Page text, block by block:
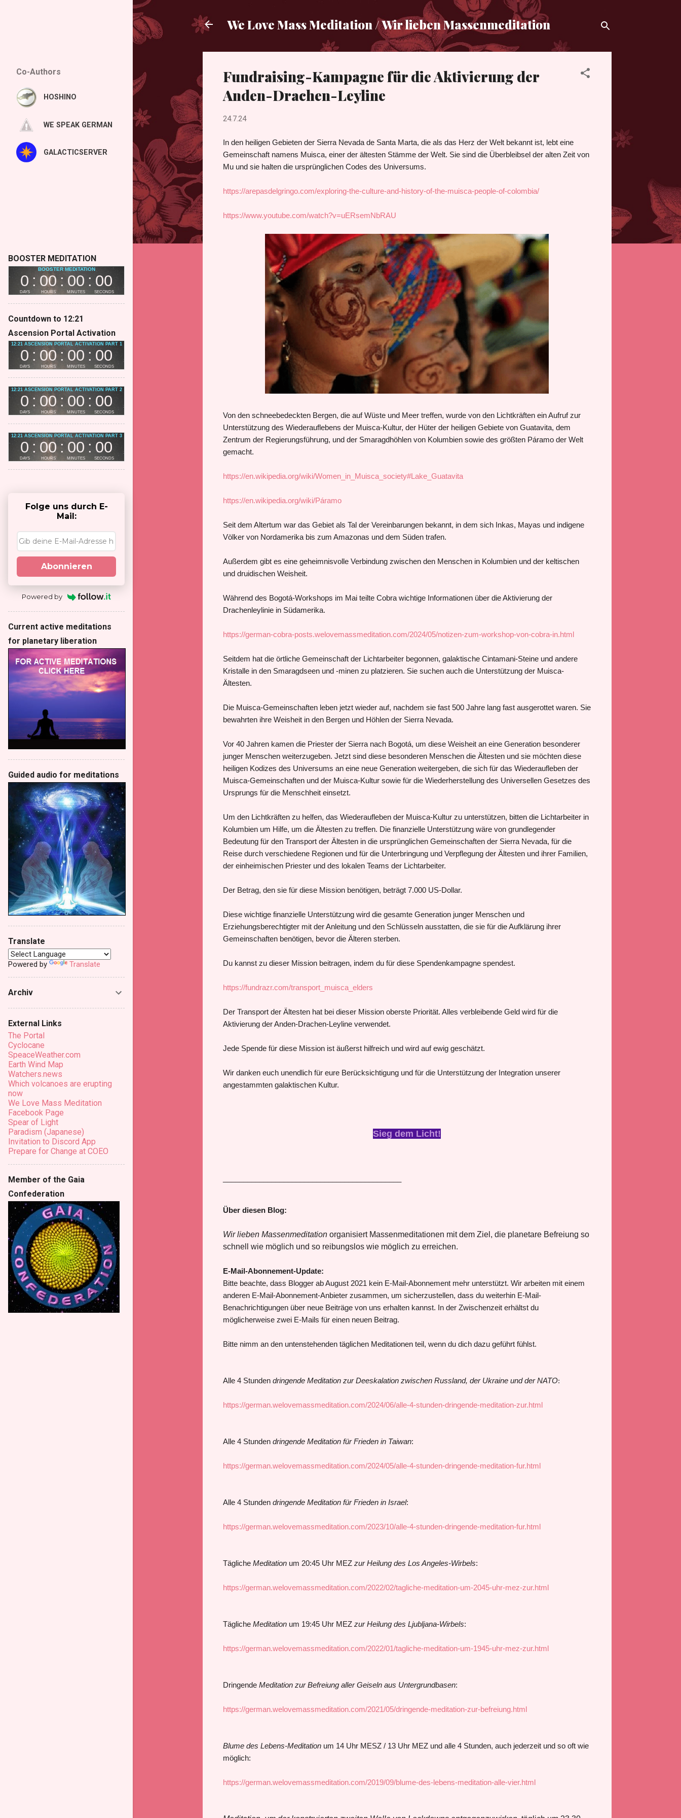
We Love Mass Meditation / Wir lieben Massenmeditation
Fundraising-Kampagne für die Aktivierung der
Anden-Drachen-Leyline
24.7.24
In den heiligen Gebieten der Sierra Nevada de Santa Marta, die als das Herz der Welt bekannt ist, lebt eine
Gemeinschaft namens Muisca, einer der ältesten Stämme der Welt. Sie sind die Überbleibsel der alten Zeit von
Mu und sie halten die ursprünglichen Codes des Universums.
https://arepasdelgringo.com/exploring-the-culture-and-history-of-the-muisca-people-of-colombia/
https://www.youtube.com/watch?v=uERsemNbRAU
Von den schneebedeckten Bergen, die auf Wüste und Meer treffen, wurde von den Lichtkräften ein Aufruf zur
Unterstützung des Wiederauflebens der Muisca-Kultur, der Hüter der heiligen Gebiete von Guatavita, dem
Zentrum der Regierungsführung, und der Smaragdhöhlen von Kolumbien sowie des größten Páramo der Welt
gemacht.
https://en.wikipedia.org/wiki/Women_in_Muisca_society#Lake_Guatavita
https://en.wikipedia.org/wiki/Páramo
Seit dem Altertum war das Gebiet als Tal der Vereinbarungen bekannt, in dem sich Inkas, Mayas und indigene
Völker von Nordamerika bis zum Amazonas und dem Süden trafen.
Außerdem gibt es eine geheimnisvolle Verbindung zwischen den Menschen in Kolumbien und der keltischen
und druidischen Weisheit.
Während des Bogotá-Workshops im Mai teilte Cobra wichtige Informationen über die Aktivierung der
Drachenleylinie in Südamerika.
https://german-cobra-posts.welovemassmeditation.com/2024/05/notizen-zum-workshop-von-cobra-in.html
Seitdem hat die örtliche Gemeinschaft der Lichtarbeiter begonnen, galaktische Cintamani-Steine und andere
Kristalle in den Smaragdseen und -minen zu platzieren. Sie suchen auch die Unterstützung der Muisca-
Ältesten.
Die Muisca-Gemeinschaften leben jetzt wieder auf, nachdem sie fast 500 Jahre lang fast ausgerottet waren. Sie
bewahrten ihre Weisheit in den Bergen und Höhlen der Sierra Nevada.
Vor 40 Jahren kamen die Priester der Sierra nach Bogotá, um diese Weisheit an eine Generation besonderer
junger Menschen weiterzugeben. Jetzt sind diese besonderen Menschen die Ältesten und sie möchten diese
heiligen Kodizes des Universums an eine neue Generation weitergeben, die sich für das Wiederaufleben der
Muisca-Gemeinschaften und der Muisca-Kultur sowie für die Wiederherstellung des Universellen Gesetzes des
Ursprungs für die Menschheit einsetzt.
Um den Lichtkräften zu helfen, das Wiederaufleben der Muisca-Kultur zu unterstützen, bitten die Lichtarbeiter in
Kolumbien um Hilfe, um die Ältesten zu treffen. Die finanzielle Unterstützung wäre von grundlegender
Bedeutung für den Transport der Ältesten in die ursprünglichen Gemeinschaften der Sierra Nevada, für die
Reise durch verschiedene Regionen und für die Unterbringung und Verpflegung der Ältesten und ihrer Familien,
der einheimischen Priester und des lokalen Teams der Lichtarbeiter.
Der Betrag, den sie für diese Mission benötigen, beträgt 7.000 US-Dollar.
Diese wichtige finanzielle Unterstützung wird die gesamte Generation junger Menschen und
Erziehungsberechtigter mit der Anleitung und den Schlüsseln ausstatten, die sie für die Aufklärung ihrer
Gemeinschaften benötigen, bevor die Älteren sterben.
Du kannst zu dieser Mission beitragen, indem du für diese Spendenkampagne spendest.
https://fundrazr.com/transport_muisca_elders
Der Transport der Ältesten hat bei dieser Mission oberste Priorität. Alles verbleibende Geld wird für die
Aktivierung der Anden-Drachen-Leyline verwendet.
Jede Spende für diese Mission ist äußerst hilfreich und wird auf ewig geschätzt.
Wir danken euch unendlich für eure Berücksichtigung und für die Unterstützung der Integration unserer
angestammten galaktischen Kultur.
Sieg dem Licht!
Über diesen Blog:
Wir lieben Massenmeditationorganisiert Massenmeditationen mit dem Ziel, die planetare Befreiung so
schnell wie möglich und so reibungslos wie möglich zu erreichen.
E-Mail-Abonnement-Update:
Bitte beachte, dass Blogger ab August 2021 kein E-Mail-Abonnement mehr unterstützt. Wir arbeiten mit einem
anderen E-Mail-Abonnement-Anbieter zusammen, um sicherzustellen, dass du weiterhin E-Mail-
Benachrichtigungen über neue Beiträge von uns erhalten kannst. In der Zwischenzeit erhältst du
möglicherweise zwei E-Mails für einen neuen Beitrag.
Bitte nimm an den untenstehenden täglichen Meditationen teil, wenn du dich dazu geführt fühlst.
Alle 4 Stunden dringende Meditation zur Deeskalation zwischen Russland, der Ukraine und der NATO:
https://german.welovemassmeditation.com/2024/06/alle-4-stunden-dringende-meditation-zur.html
Alle 4 Stunden dringende Meditation für Frieden in Taiwan:
https://german.welovemassmeditation.com/2024/05/alle-4-stunden-dringende-meditation-fur.html
Alle 4 Stunden dringende Meditation für Frieden in Israel:
https://german.welovemassmeditation.com/2023/10/alle-4-stunden-dringende-meditation-fur.html
Tägliche Meditationum 20:45 Uhr MEZ zur Heilung des Los Angeles-Wirbels:
https://german.welovemassmeditation.com/2022/02/tagliche-meditation-um-2045-uhr-mez-zur.html
Tägliche Meditationum 19:45 Uhr MEZ zur Heilung des Ljubljana-Wirbels:
https://german.welovemassmeditation.com/2022/01/tagliche-meditation-um-1945-uhr-mez-zur.html
Dringende Meditation zur Befreiung aller Geiseln aus Untergrundbasen:
https://german.welovemassmeditation.com/2021/05/dringende-meditation-zur-befreiung.html
Blume des Lebens-Meditationum 14 Uhr MESZ / 13 Uhr MEZ und alle 4 Stunden, auch jederzeit und so oft wie
möglich:
https://german.welovemassmeditation.com/2019/09/blume-des-lebens-meditation-alle-vier.html
Co-Authors
HOSHINO
WE SPEAK GERMAN
GALACTICSERVER
BOOSTER MEDITATION
Countdown to 12:21
Ascension Portal Activation
Folge uns durch E-
Mail:
Abonnieren
Powered by
Current active meditations
for planetary liberation
Guided audio for meditations
Translate
Powered by Translate
Archiv
External Links
The Portal
Cyclocane
SpeaceWeather.com
Earth Wind Map
Watchers.news
Which volcanoes are erupting
now
We Love Mass Meditation
Facebook Page
Spear of Light
Paradism (Japanese)
Invitation to Discord App
Prepare for Change at COEO
Member of the Gaia
Confederation